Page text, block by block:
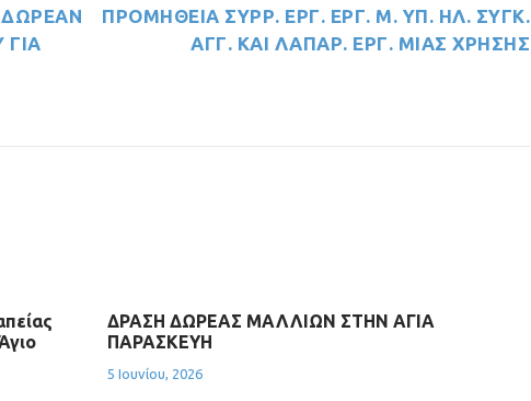
ΔΩΡΕΑΝ
ΠΡΟΜΗΘΕΙΑ ΣΥΡΡ. ΕΡΓ. ΕΡΓ. Μ. ΥΠ. ΗΛ. ΣΥΓΚ.
ΑΓΓ. ΚΑΙ ΛΑΠΑΡ. ΕΡΓ. ΜΙΑΣ ΧΡΗΣΗΣ
ΔΡΑΣΗ ΔΩΡΕΑΣ ΜΑΛΛΙΩΝ ΣΤΗΝ ΑΓΙΑ
ΠΑΡΑΣΚΕΥΗ
5 Ιουνίου, 2026